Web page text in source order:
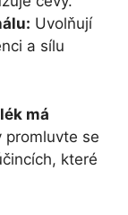
Uvolňují
a sílu
má
promluvte se
které